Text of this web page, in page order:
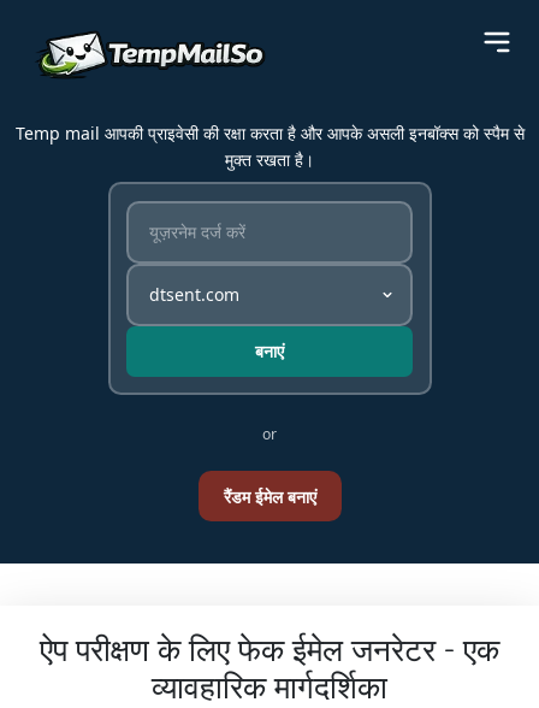
Temp mail आपकी प्राइवेसी की रक्षा करता है और आपके असली इनबॉक्स को स्पैम से
मुक्त रखता है।
बनाएं
or
रैंडम ईमेल बनाएं
ऐप परीक्षण के लिए फेक ईमेल जनरेटर - एक
व्यावहारिक मार्गदर्शिका